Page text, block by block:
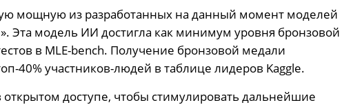
мощную из разработанных на данный момент моделей
Эта модель ИИ достигла как минимум уровня бронзовой
в MLE-bench. Получение бронзовой медали
40% участников-людей в таблице лидеров Kaggle.
открытом доступе, чтобы стимулировать дальнейшие